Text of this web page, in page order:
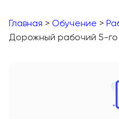
Главная > Обучение >
Дорожный рабочий 5-го